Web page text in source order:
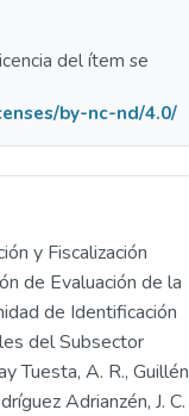
del ítem se
by-nc-nd/4.0/
y Fiscalización
de Evaluación de la
de Identificación
del Subsector
Tuesta, A. R., Guillén
Adrianzén, J. C.